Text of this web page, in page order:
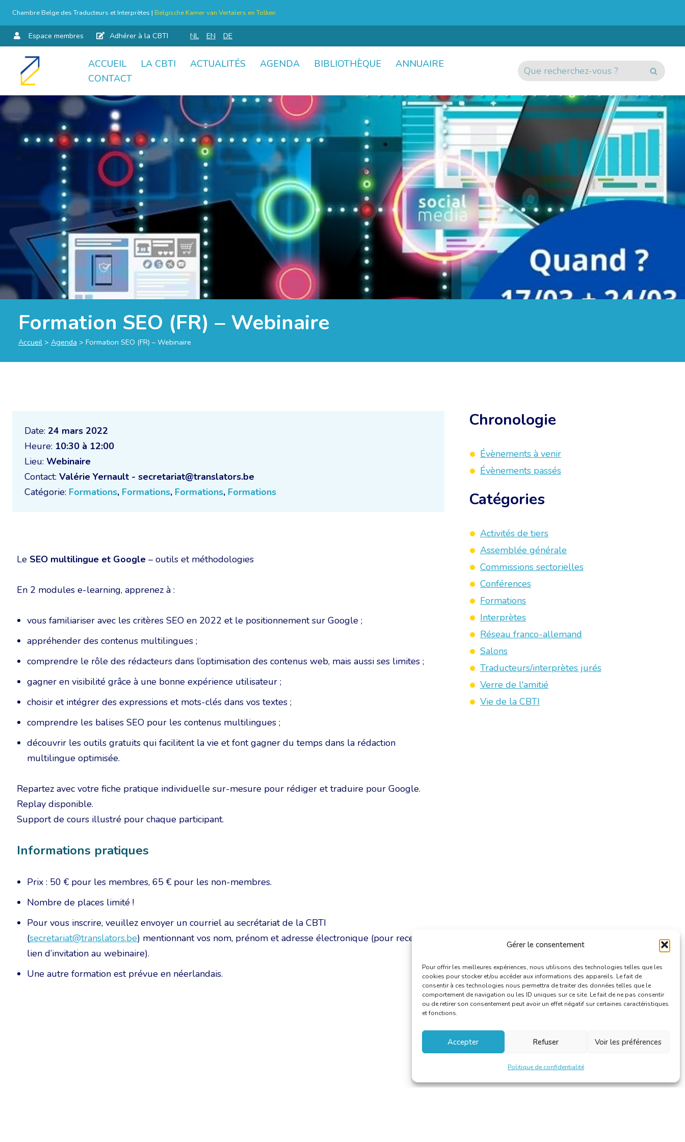
Gérer le consentement
Pour offrir les meilleures expériences, nous utilisons des technologies telles que les
cookies pour stocker et/ou accéder aux informations des appareils. Le fait de
consentir à ces technologies nous permettra de traiter des données telles que le
comportement de navigation ou les ID uniques sur ce site. Le fait de ne pas consentir
ou de retirer son consentement peut avoir un effet négatif sur certaines caractéristiques
et fonctions.
Accepter Refuser Voir les préférences
Politique de confidentialité
Chambre Belge des Traducteurs et Interprètes | Belgische Kamer van Vertalers en Tolken
Espace membres Adhérer à la CBTI NL EN DE
Aller
contenu
ACCUEIL LA CBTI ACTUALITÉS AGENDA BIBLIOTHÈQUE
ANNUAIRE
CONTACT
Formation SEO (FR) – Webinaire
Accueil > Agenda > Formation SEO (FR) – Webinaire
Date: 24 mars 2022
Heure: 10:30 à 12:00
Lieu: Webinaire
Contact: Valérie Yernault - secretariat@translators.be
Catégorie: Formations, Formations, Formations, Formations
Le SEO multilingue et Google – outils et méthodologies
En 2 modules e-learning, apprenez à :
vous familiariser avec les critères SEO en 2022 et le positionnement sur Google ;
appréhender des contenus multilingues ;
comprendre le rôle des rédacteurs dans l’optimisation des contenus web, mais aussi ses limites ;
gagner en visibilité grâce à une bonne expérience utilisateur ;
choisir et intégrer des expressions et mots-clés dans vos textes ;
comprendre les balises SEO pour les contenus multilingues ;
découvrir les outils gratuits qui facilitent la vie et font gagner du temps dans la rédaction
multilingue optimisée.
Repartez avec votre fiche pratique individuelle sur-mesure pour rédiger et traduire pour Google.
Replay disponible.
Support de cours illustré pour chaque participant.
Informations pratiques
Prix : 50 € pour les membres, 65 € pour les non-membres.
Nombre de places limité !
Pour vous inscrire, veuillez envoyer un courriel au secrétariat de la CBTI
(secretariat@translators.be) mentionnant vos nom, prénom et adresse électronique (pour recevoir le
lien d’invitation au webinaire).
Une autre formation est prévue en néerlandais.
Chronologie
Évènements à venir
Évènements passés
Catégories
Activités de tiers
Assemblée générale
Commissions sectorielles
Conférences
Formations
Interprètes
Réseau franco-allemand
Salons
Traducteurs/interprètes jurés
Verre de l'amitié
Vie de la CBTI